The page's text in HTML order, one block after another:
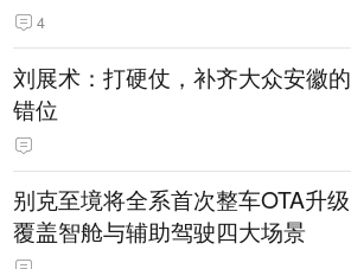
4
刘展术：打硬仗，补齐大众安徽的
错位
别克至境将全系首次整车OTA升级
覆盖智舱与辅助驾驶四大场景